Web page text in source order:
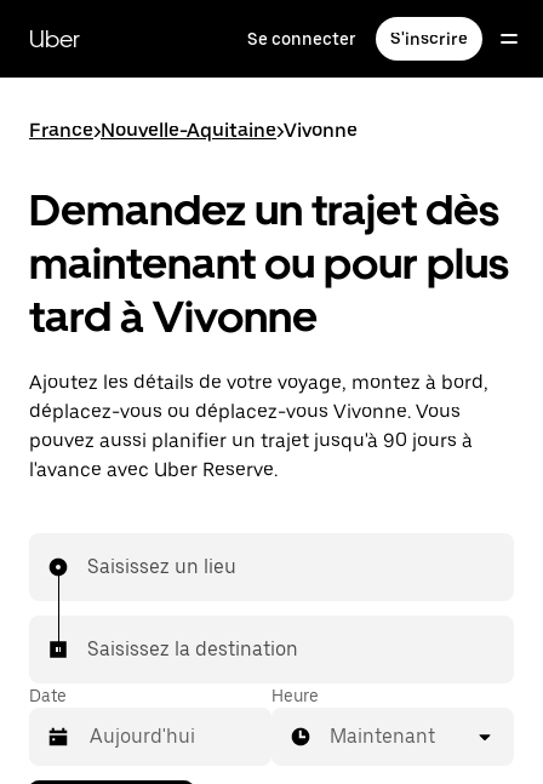
contenu
principal
Uber Se connecter S'inscrire
France>Nouvelle-Aquitaine>Vivonne
Demandez un trajet dès
maintenant ou pour plus
tard à Vivonne
Ajoutez les détails de votre voyage, montez à bord,
déplacez-vous ou déplacez-vous Vivonne. Vous
pouvez aussi planifier un trajet jusqu'à 90 jours à
l'avance avec Uber Reserve.
Saisissez un lieu
Saisissez la destination
Date Heure
Maintenant